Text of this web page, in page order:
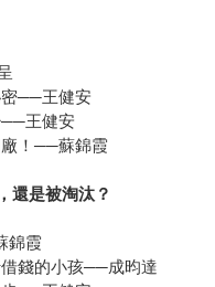
密──王健安
──王健安
！──蘇錦霞
還是被淘汰？
錦霞
錢的小孩──成昀達